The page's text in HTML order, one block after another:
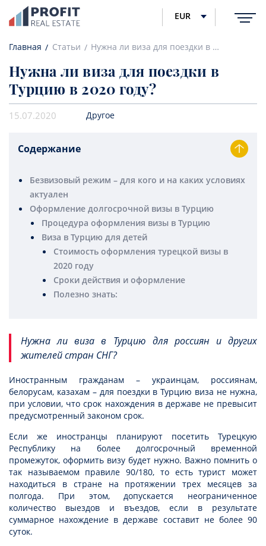
EUR
Главная Статьи Нужна ли виза для поездки в Турцию в 2020 году?
Нужна ли виза для поездки в
Турцию в 2020 году?
15.07.2020 Другое
Содержание
Безвизовый режим – для кого и на каких условиях
актуален
Оформление долгосрочной визы в Турцию
Процедура оформления визы в Турцию
Виза в Турцию для детей
Стоимость оформления турецкой визы в
2020 году
Сроки действия и оформление
Полезно знать:
Нужна ли виза в Турцию для россиян и других
жителей стран СНГ?
Иностранным гражданам – украинцам, россиянам,
белорусам, казахам – для поездки в Турцию виза не нужна,
при условии, что срок нахождения в державе не превысит
предусмотренный законом срок.
Если же иностранцы планируют посетить Турецкую
Республику на более долгосрочный временной
промежуток, оформить визу будет нужно. Важно помнить о
так называемом правиле 90/180, то есть турист может
находиться в стране на протяжении трех месяцев за
полгода. При этом, допускается неограниченное
количество выездов и въездов, если в результате
суммарное нахождение в державе составит не более 90
суток.